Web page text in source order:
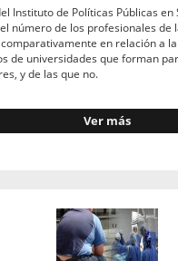
Instituto de Políticas Públicas en
número de los profesionales de
en relación a
de universidades que forman
y de las que no.
Ver más